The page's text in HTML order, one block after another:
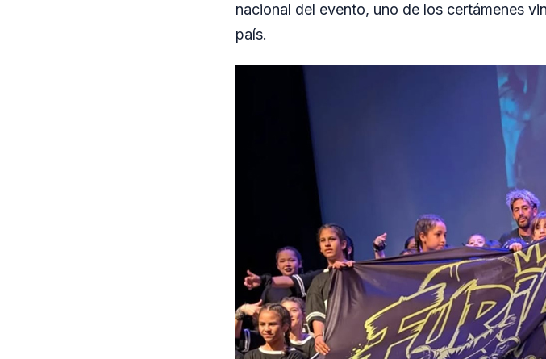
nacional del evento, uno de los certámenes
país.